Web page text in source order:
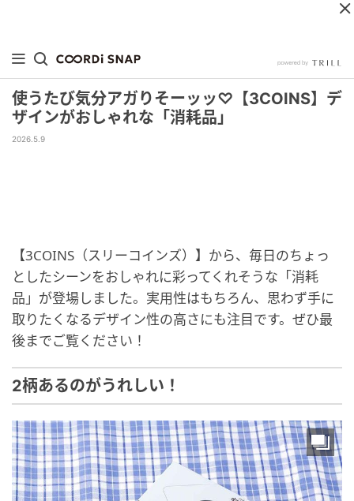
使うたび気分アガりそーッッ♡【3COINS】デ
ザインがおしゃれな「消耗品」
2026.5.9
【3COINS（スリーコインズ）】から、毎日のちょっ
としたシーンをおしゃれに彩ってくれそうな「消耗
品」が登場しました。実用性はもちろん、思わず手に
取りたくなるデザイン性の高さにも注目です。ぜひ最
後までご覧ください！
2柄あるのがうれしい！